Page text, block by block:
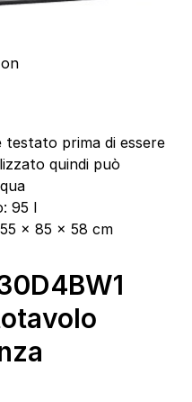
prima di essere
quindi può
95 l
x 85 x 58 cm